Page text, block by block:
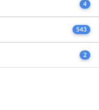
4
543
2